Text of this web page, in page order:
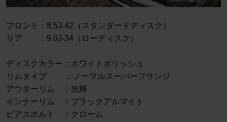
フロント：8.5J-42（スタンダードディスク）
リア ：9.0J-34（ローディスク）
ディスクカラー：ホワイトポリッシュ
リムタイプ ：ノーマルスーパーフランジ
アウターリム ：光輝
インナーリム ：ブラックアルマイト
ピアスボルト ：クローム